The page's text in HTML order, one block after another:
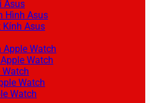
Asus
Hình Asus
Asus
Watch
Watch
Watch
Watch